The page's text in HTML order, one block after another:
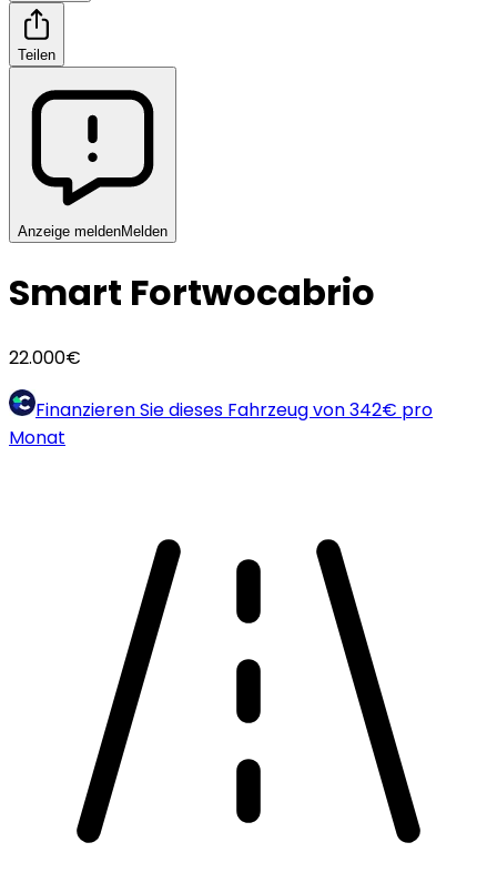
Teilen
Anzeige meldenMelden
Smart Fortwocabrio
22.000€
Finanzieren Sie dieses Fahrzeug von342€ pro
Monat